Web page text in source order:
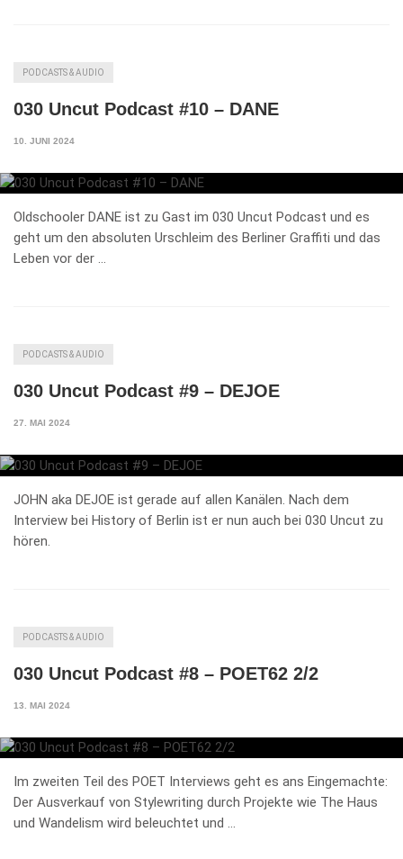
PODCASTS & AUDIO
030 Uncut Podcast #10 – DANE
10. JUNI 2024
Oldschooler DANE ist zu Gast im 030 Uncut Podcast und es
geht um den absoluten Urschleim des Berliner Graffiti und das
Leben vor der …
PODCASTS & AUDIO
030 Uncut Podcast #9 – DEJOE
27. MAI 2024
JOHN aka DEJOE ist gerade auf allen Kanälen. Nach dem
Interview bei History of Berlin ist er nun auch bei 030 Uncut zu
hören.
PODCASTS & AUDIO
030 Uncut Podcast #8 – POET62 2/2
13. MAI 2024
Im zweiten Teil des POET Interviews geht es ans Eingemachte:
Der Ausverkauf von Stylewriting durch Projekte wie The Haus
und Wandelism wird beleuchtet und …